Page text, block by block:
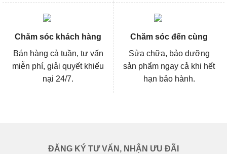
Chăm sóc khách hàng
Bán hàng cả tuần, tư vấn
miễn phí, giải quyết khiếu
nại 24/7.
Chăm sóc đến cùng
Sửa chữa, bảo dưỡng
sản phẩm ngay cả khi hết
hạn bảo hành.
ĐĂNG KÝ TƯ VẤN, NHẬN ƯU ĐÃI